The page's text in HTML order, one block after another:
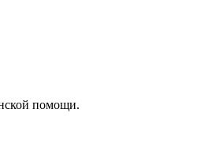
помощи.